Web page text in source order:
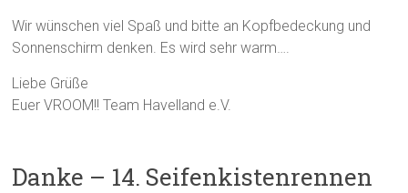
Wir wünschen viel Spaß und bitte an Kopfbedeckung und
Sonnenschirm denken. Es wird sehr warm….
Liebe Grüße
Euer VROOM!! Team Havelland e.V.
Danke – 14. Seifenkistenrennen